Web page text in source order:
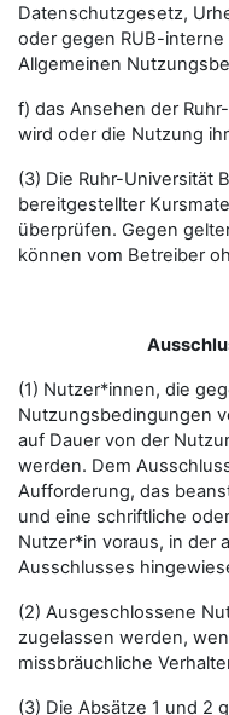
Datenschutzgesetz,
oder gegen RUB-
Allgemeinen
f) das Ansehen der
wird oder die Nutzung
(3) Die Ruhr-Universität
bereitgestellter
überprüfen. Gegen
können vom Betreiber
(1) Nutzer*innen, die
Nutzungsbedingungen
auf Dauer von der
werden. Dem
Aufforderung, das
und eine schriftliche
Nutzer*in voraus, in der
Ausschlusses
(2) Ausgeschlossene
zugelassen werden,
missbräuchliche
(3) Die Absätze 1 und 2